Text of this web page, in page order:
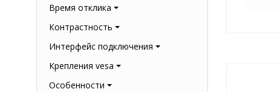
Время отклика
Контрастность
Интерфейс подключения
Крепления vesa
Особенности